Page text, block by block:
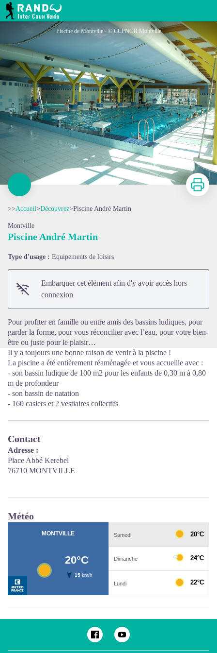
RANDO INTER CAUX VEXIN
Piscine André Martin
Piscine de Montville - © CCPNOR Montville
Voir l'image en plein écran
Imprimer
>>Accueil>Découvrez>Piscine André Martin
Montville
Piscine André Martin
Type d'usage : Equipements de loisirs
Embarquer cet élément afin d'y avoir accès hors
connexion
Pour profiter en famille ou entre amis des bassins ludiques, pour
garder la forme, pour vous réconcilier avec l’eau, pour votre bien-
être ou juste pour le plaisir…
Il y a toujours une bonne raison de venir à la piscine !
La piscine a été entièrement réaménagée et vous accueille avec :
- son bassin ludique de 100 m2 pour les enfants de 0,30 m à 0,80
m de profondeur
- son bassin de natation
- 160 casiers et 2 vestiaires collectifs
Contact
Adresse :
Place Abbé Kerebel
76710 MONTVILLE
Météo